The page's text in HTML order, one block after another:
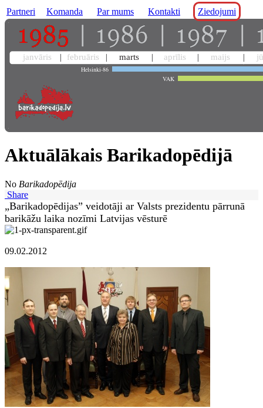
Partneri Komanda Par mums Kontakti Ziedojumi
janvāris februāris marts aprīlis maijs
Helsinki-86
VAK
Aktuālākais Barikadopēdijā
No Barikadopēdija
Share
„Barikadopēdijas” veidotāji ar Valsts prezidentu pārrunā
barikāžu laika nozīmi Latvijas vēsturē
09.02.2012